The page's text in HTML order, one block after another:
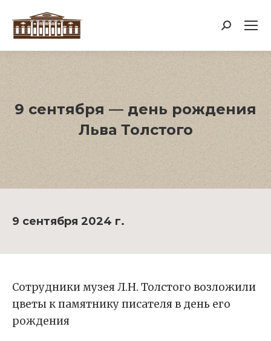
Поиск:
9 сентября — день рождения
Льва Толстого
9 сентября 2024 г.
Cотрудники музея Л.Н. Толстого возложили
цветы к памятнику писателя в день его
рождения